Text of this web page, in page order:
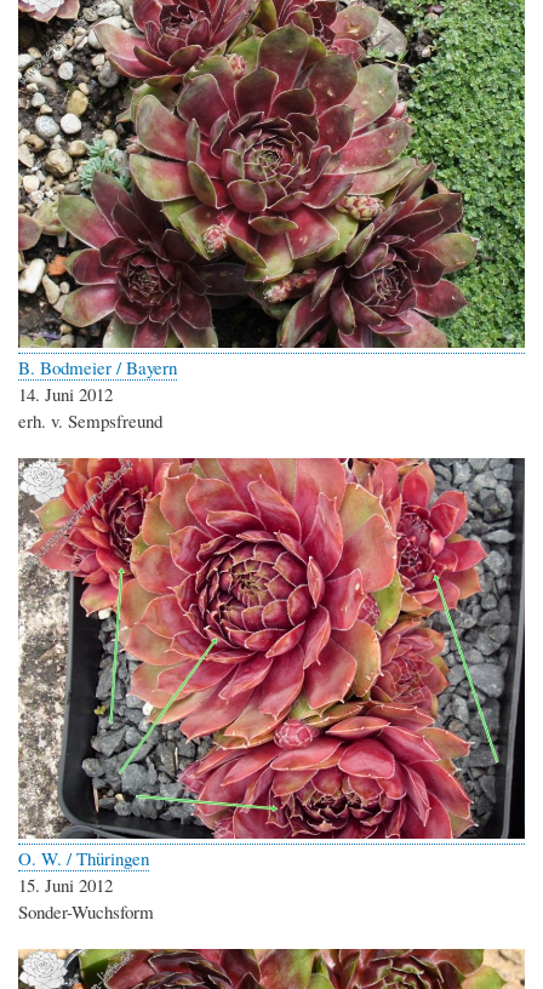
B. Bodmeier / Bayern
14. Juni 2012
erh. v. Sempsfreund
O. W. / Thüringen
15. Juni 2012
Sonder-Wuchsform